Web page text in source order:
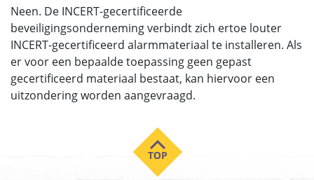
Neen. De INCERT-gecertificeerde
beveiligingsonderneming verbindt zich ertoe louter
INCERT-gecertificeerd alarmmateriaal te installeren. Als
er voor een bepaalde toepassing geen gepast
gecertificeerd materiaal bestaat, kan hiervoor een
uitzondering worden aangevraagd.